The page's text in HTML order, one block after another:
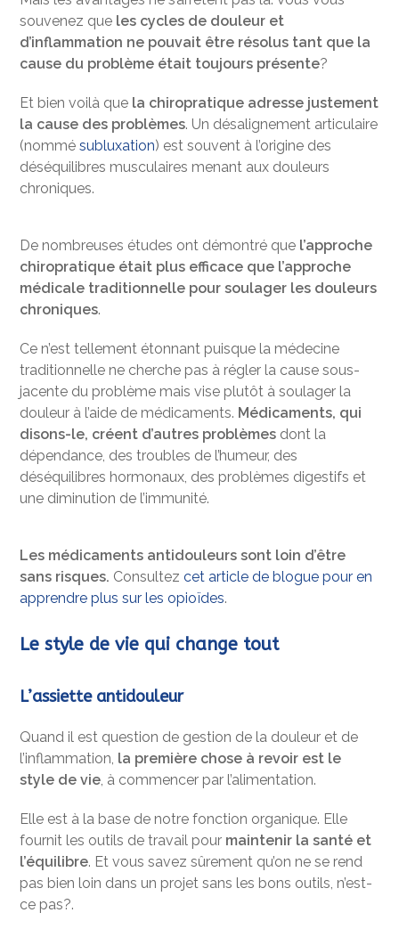
souvenez que les cycles de douleur et
d’inflammation ne pouvait être résolus tant que la
cause du problème était toujours présente?
Et bien voilà que la chiropratique adresse justement
la cause des problèmes. Un désalignement articulaire
(nommésubluxation) est souvent à l’origine des
déséquilibres musculaires menant aux douleurs
chroniques.
De nombreuses études ont démontré que l’approche
chiropratique était plus efficace que l’approche
médicale traditionnelle pour soulager les douleurs
chroniques.
Ce n’est tellement étonnant puisque la médecine
traditionnelle ne cherche pas à régler la cause sous-
jacente du problème mais vise plutôt à soulager la
douleur à l’aide de médicaments. Médicaments, qui
disons-le, créent d’autres problèmes dont la
dépendance, des troubles de l’humeur, des
déséquilibres hormonaux, des problèmes digestifs et
une diminution de l’immunité.
Les médicaments antidouleurs sont loin d’être
sans risques. Consultezcet article de blogue pour en
apprendre plus sur les opioïdes.
Le style de vie qui change tout
L’assiette antidouleur
Quand il est question de gestion de la douleur et de
l’inflammation, la première chose à revoir est le
style de vie, à commencer par l’alimentation.
Elle est à la base de notre fonction organique. Elle
fournit les outils de travail pour maintenir la santé et
l’équilibre. Et vous savez sûrement qu’on ne se rend
pas bien loin dans un projet sans les bons outils, n’est-
ce pas?.